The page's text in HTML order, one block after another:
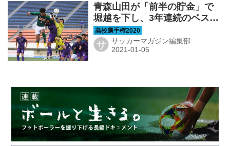
青森山田が「前半の貯金」で
堀越を下し、3年連続のベスト
4【準々決勝】
サ サッカーマガジン編集部